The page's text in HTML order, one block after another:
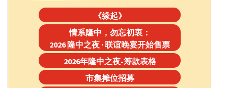
《缘起》
情系隆中，勿忘初衷：
2026 隆中之夜 · 联谊晚宴开始售票
2026年隆中之夜-筹款表格
市集摊位招募